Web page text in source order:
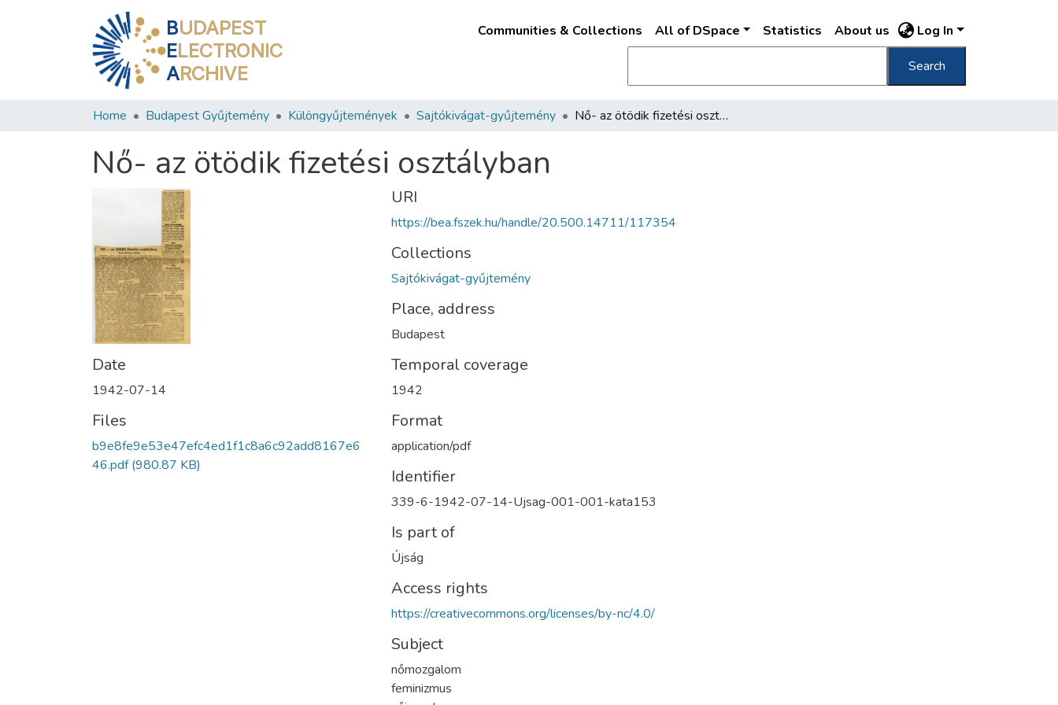
BUDAPEST
ELECTRONIC
ARCHIVE
Communities & Collections All of DSpace Statistics About us Log In
Search
Home Budapest Gyűjtemény Különgyűjtemények Sajtókivágat-gyűjtemény Nő- az ötödik fizetési osztályban
Nő- az ötödik fizetési osztályban
Date
1942-07-14
Files
b9e8fe9e53e47efc4ed1f1c8a6c92add8167e6
46.pdf(980.87 KB)
URI
https://bea.fszek.hu/handle/20.500.14711/117354
Collections
Sajtókivágat-gyűjtemény
Place, address
Budapest
Temporal coverage
1942
Format
application/pdf
Identifier
339-6-1942-07-14-Ujsag-001-001-kata153
Is part of
Újság
Access rights
https://creativecommons.org/licenses/by-nc/4.0/
Subject
nőmozgalom
feminizmus